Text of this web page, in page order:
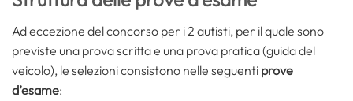
Ad eccezione del concorso per i 2 autisti, per il quale sono
previste una prova scritta e una prova pratica (guida del
veicolo), le selezioni consistono nelle seguenti prove
d’esame: